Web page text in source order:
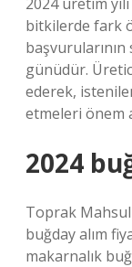
bitkilerde fark
günüdür.
ederek,
etmeleri önem
2024
Toprak
buğday alım
makarnalık